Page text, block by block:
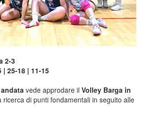
2-3
| 25-18 | 11-15
vede approdare il Volley Barga in
ricerca di punti fondamentali in seguito alle